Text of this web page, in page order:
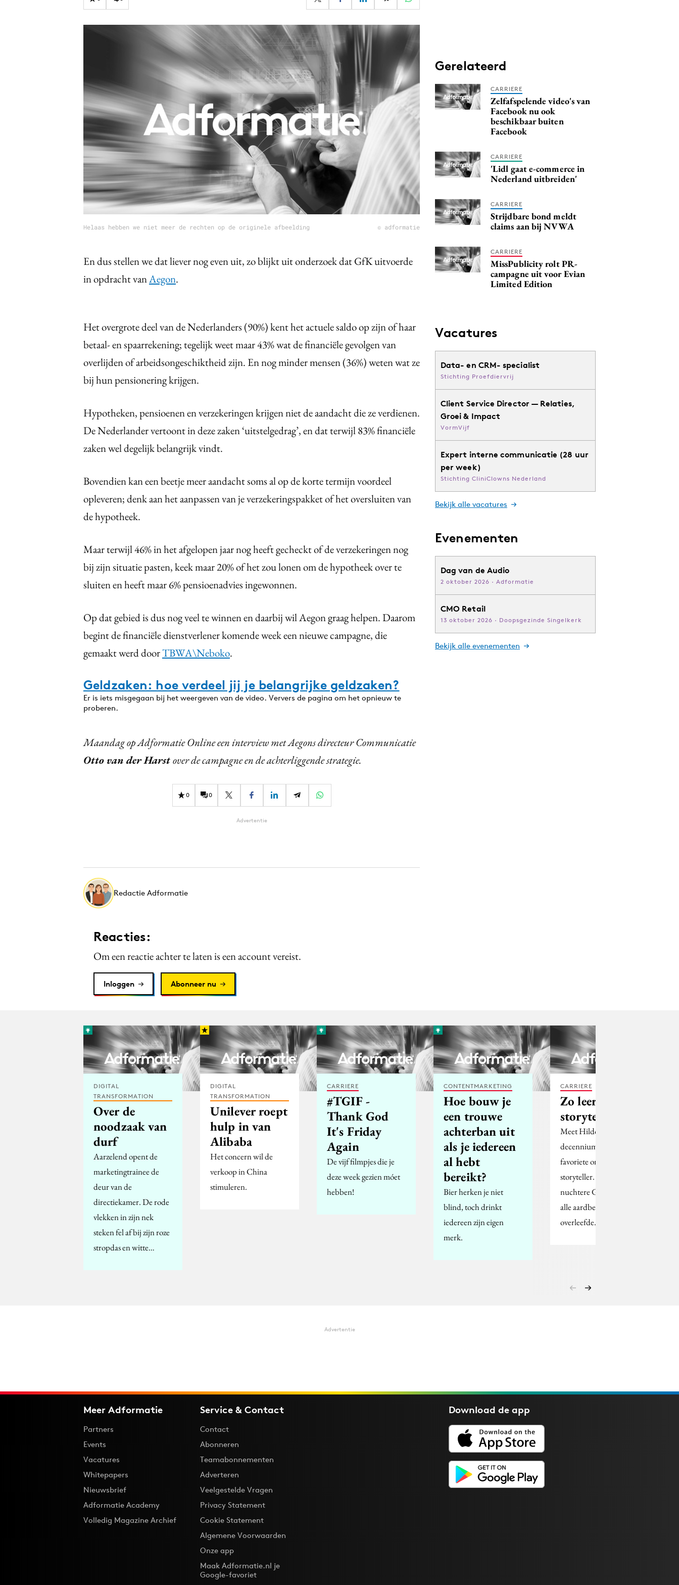
Influencer marketing
Interne communicatie
Martech
Reputatie & crisis
Helaas hebben we niet meer de rechten op de originele afbeelding © adformatie
En dus stellen we dat liever nog even uit, zo blijkt uit onderzoek dat GfK uitvoerde
in opdracht vanAegon.
Het overgrote deel van de Nederlanders (90%) kent het actuele saldo op zijn of haar
betaal- en spaarrekening; tegelijk weet maar 43% wat de financiële gevolgen van
overlijden of arbeidsongeschiktheid zijn. En nog minder mensen (36%) weten wat ze
bij hun pensionering krijgen.
Hypotheken, pensioenen en verzekeringen krijgen niet de aandacht die ze verdienen.
De Nederlander vertoont in deze zaken ‘uitstelgedrag’, en dat terwijl 83% financiële
zaken wel degelijk belangrijk vindt.
Bovendien kan een beetje meer aandacht soms al op de korte termijn voordeel
opleveren; denk aan het aanpassen van je verzekeringspakket of het oversluiten van
de hypotheek.
Maar terwijl 46% in het afgelopen jaar nog heeft gecheckt of de verzekeringen nog
bij zijn situatie pasten, keek maar 20% of het zou lonen om de hypotheek over te
sluiten en heeft maar 6% pensioenadvies ingewonnen.
Op dat gebied is dus nog veel te winnen en daarbij wil Aegon graag helpen. Daarom
begint de financiële dienstverlener komende week een nieuwe campagne, die
gemaakt werd doorTBWA\Neboko.
Geldzaken: hoe verdeel jij je belangrijke geldzaken?
Er is iets misgegaan bij het weergeven van de video. Ververs de pagina om het opnieuw te
proberen.
Maandag op Adformatie Online een interview met Aegons directeur Communicatie
Otto van der Harstover de campagne en de achterliggende strategie.
0 0
Advertentie
Redactie Adformatie
Reacties:
Om een reactie achter te laten is een account vereist.
Inloggen Abonneer nu
Gerelateerd
CARRIERE
Zelfafspelende video's van
Facebook nu ook
beschikbaar buiten
Facebook
CARRIERE
'Lidl gaat e-commerce in
Nederland uitbreiden'
CARRIERE
Strijdbare bond meldt
claims aan bij NVWA
CARRIERE
MissPublicity rolt PR-
campagne uit voor Evian
Limited Edition
Vacatures
Data- en CRM- specialist
Stichting Proefdiervrij
Client Service Director — Relaties,
Groei & Impact
VormVijf
Expert interne communicatie (28 uur
per week)
Stichting CliniClowns Nederland
Bekijk alle vacatures
Evenementen
Dag van de Audio
2 oktober 2026 · Adformatie
CMO Retail
13 oktober 2026 · Doopsgezinde Singelkerk
Bekijk alle evenementen
DIGITAL
TRANSFORMATION
Over de
noodzaak van
durf
Aarzelend opent de
marketingtrainee de
deur van de
directiekamer. De rode
vlekken in zijn nek
steken fel af bij zijn roze
stropdas en witte…
DIGITAL
TRANSFORMATION
Unilever roept
hulp in van
Alibaba
Het concern wil de
verkoop in China
stimuleren.
CARRIERE
#TGIF -
Thank God
It's Friday
Again
De vijf filmpjes die je
deze week gezien móet
hebben!
CONTENTMARKETING
Hoe bouw je
een trouwe
achterban uit
als je iedereen
al hebt
bereikt?
Bier herken je niet
blind, toch drinkt
iedereen zijn eigen
merk.
CARRIERE
Zo leer je
storytelling
Meet Hildo, al een
decennium mijn
favoriete online
storyteller. Een
nuchtere Groninger die
alle aardbevingen
overleefde.
Advertentie
Meer Adformatie
Partners
Events
Vacatures
Whitepapers
Nieuwsbrief
Adformatie Academy
Volledig Magazine Archief
Service & Contact
Contact
Abonneren
Teamabonnementen
Adverteren
Veelgestelde Vragen
Privacy Statement
Cookie Statement
Algemene Voorwaarden
Onze app
Maak Adformatie.nl je
Google-favoriet
Download deapp